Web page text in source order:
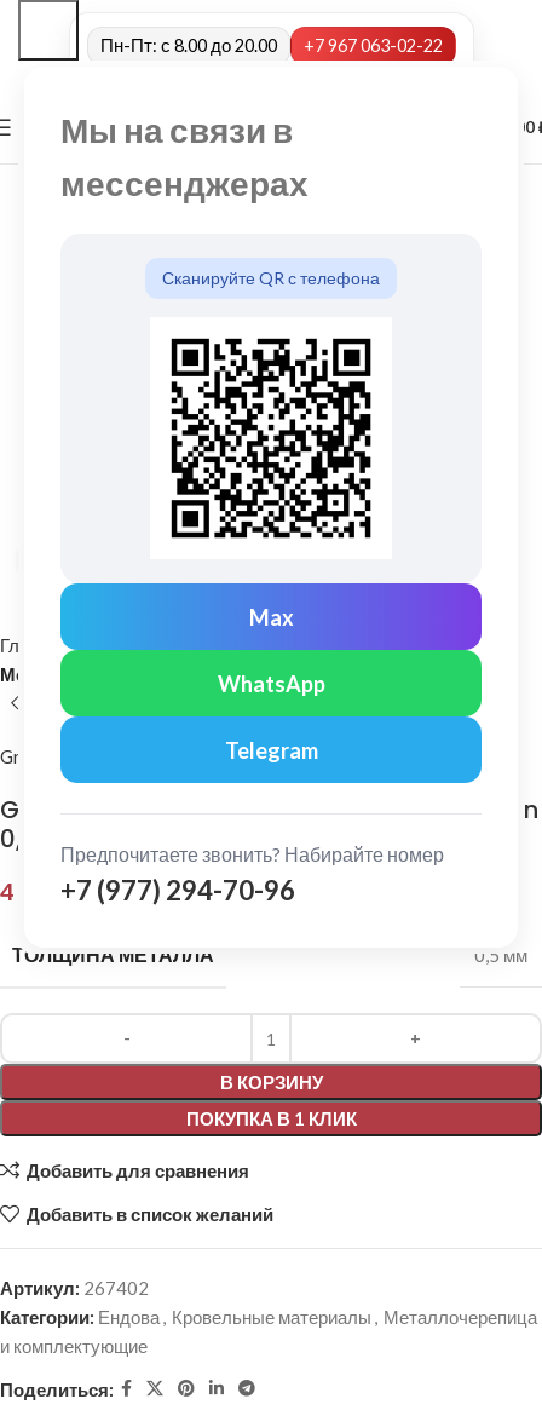
Мы на связи в
мессенджерах
Сканируйте QR с телефона
Max
WhatsApp
Telegram
Предпочитаете звонить? Набирайте номер
+7 (977) 294-70-96
Пн-Пт: с 8.00 до 20.00 +7 967 063-02-22
МЕНЮ 0,00
Главная Кровельные материалы
Металлочерепица и комплектующие
Grand Line
Grand Line: Ендова нижняя 300х300 мм Satin
0,5мм Ral 6005
4 251,00 ₽
ТОЛЩИНА МЕТАЛЛА 0,5 мм
В КОРЗИНУ
ПОКУПКА В 1 КЛИК
Alternative:
Добавить для сравнения
Добавить в список желаний
Артикул: 267402
Категории: Ендова, Кровельные материалы , Металлочерепица
и комплектующие
Поделиться: